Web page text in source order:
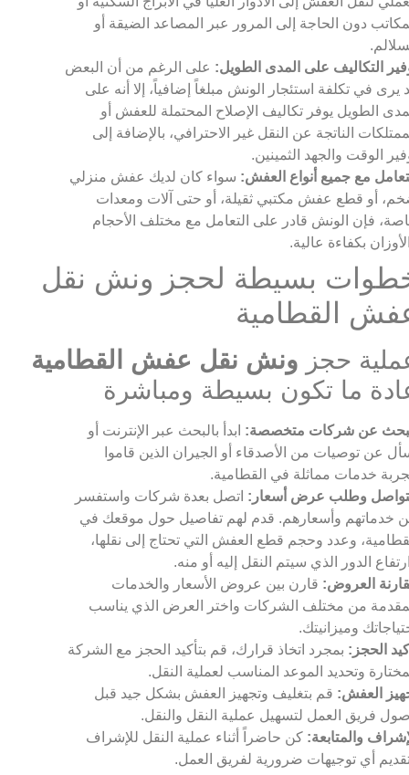
دون الحاجة إلى المرور عبر المصاعد الضيقة أو
التكاليف على المدى الطويل: على الرغم من أن البعض
يرى في تكلفة استئجار الونش مبلغاً إضافياً، إلا أنه على
الطويل يوفر تكاليف الإصلاح المحتملة للعفش أو
الناتجة عن النقل غير الاحترافي، بالإضافة إلى
الوقت والجهد الثمينين.
مع جميع أنواع العفش: سواء كان لديك عفش منزلي
أو قطع عفش مكتبي ثقيلة، أو حتى آلات ومعدات
فإن الونش قادر على التعامل مع مختلف الأحجام
بكفاءة عالية.
بسيطة لحجز ونش نقل
القطامية
حجز ونش نقل عفش القطامية
ما تكون بسيطة ومباشرة
عن شركات متخصصة: ابدأ بالبحث عبر الإنترنت أو
عن توصيات من الأصدقاء أو الجيران الذين قاموا
خدمات مماثلة في القطامية.
وطلب عرض أسعار: اتصل بعدة شركات واستفسر
خدماتهم وأسعارهم. قدم لهم تفاصيل حول موقعك في
وعدد وحجم قطع العفش التي تحتاج إلى نقلها،
الدور الذي سيتم النقل إليه أو منه.
العروض: قارن بين عروض الأسعار والخدمات
من مختلف الشركات واختر العرض الذي يناسب
وميزانيتك.
الحجز: بمجرد اتخاذ قرارك، قم بتأكيد الحجز مع الشركة
وتحديد الموعد المناسب لعملية النقل.
العفش: قم بتغليف وتجهيز العفش بشكل جيد قبل
فريق العمل لتسهيل عملية النقل والنقل.
والمتابعة: كن حاضراً أثناء عملية النقل للإشراف
أي توجيهات ضرورية لفريق العمل.